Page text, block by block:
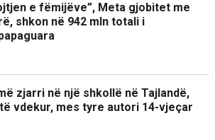
e fëmijëve”, Meta gjobitet me
shkon në 942 mln totali i
zjarri në një shkollë në Tajlandë,
vdekur, mes tyre autori 14-vjeçar